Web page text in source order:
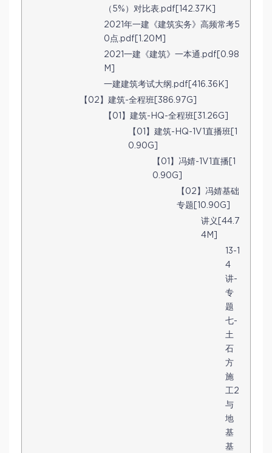
（5%）对比表.pdf[142.37K]
2021年一建《建筑实务》高频常考5
0点.pdf[1.20M]
2021一建《建筑》一本通.pdf[0.98
M]
一建建筑考试大纲.pdf[416.36K]
【02】建筑-全程班[386.97G]
【01】建筑-HQ-全程班[31.26G]
【01】建筑-HQ-1V1直播班[1
0.90G]
【01】冯婧-1V1直播[1
0.90G]
【02】冯婧基础
专题[10.90G]
讲义[44.7
4M]
13-1
4
讲-
专
题
七-
土
石
方
施
工2
与
地
基
基